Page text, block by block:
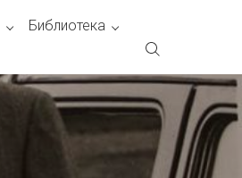
Библиотека